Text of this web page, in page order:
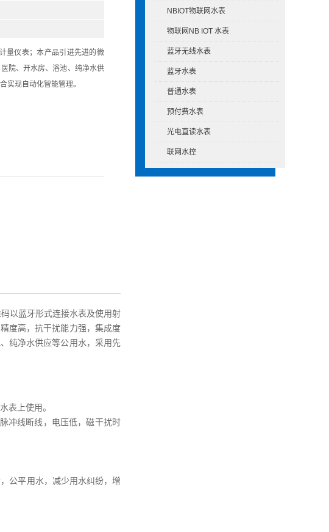
NBIOT物联网水表
物联网NB IOT 水表
蓝牙无线水表
蓝牙水表
普通水表
预付费水表
光电直读水表
联网水控
量仪表；本产品引进先进的微
院、开水房、浴池、纯净水供
实现自动化智能管理。
以蓝牙形式连接水表及使用射
度高，抗干扰能力强，集成度
纯净水供应等公用水，采用先
表上使用。
冲线断线，电压低，磁干扰时
公平用水，减少用水纠纷，增